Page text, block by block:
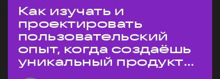
Как изучать и
проектировать
пользовательский
опыт, когда создаёшь
уникальный продукт
на рынке?